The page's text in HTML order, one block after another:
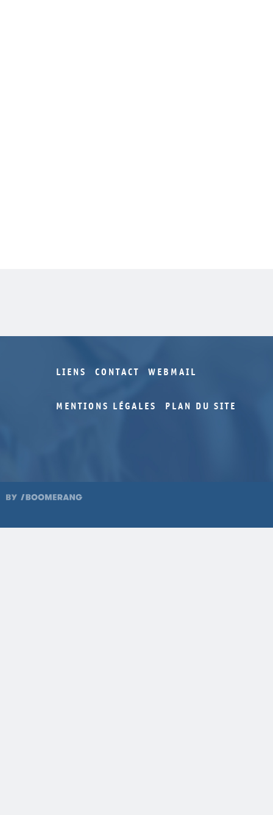
LIENS CONTACT WEBMAIL
MENTIONS LÉGALES PLAN DU SITE